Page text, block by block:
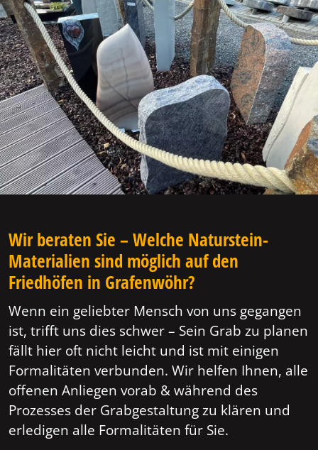
Wir beraten Sie – Welche Naturstein-
Materialien sind möglich auf den
Friedhöfen in Grafenwöhr?
Wenn ein geliebter Mensch von uns gegangen
ist, trifft uns dies schwer – Sein Grab zu planen
fällt hier oft nicht leicht und ist mit einigen
Formalitäten verbunden. Wir helfen Ihnen, alle
offenen Anliegen vorab & während des
Prozesses der Grabgestaltung zu klären und
erledigen alle Formalitäten für Sie.